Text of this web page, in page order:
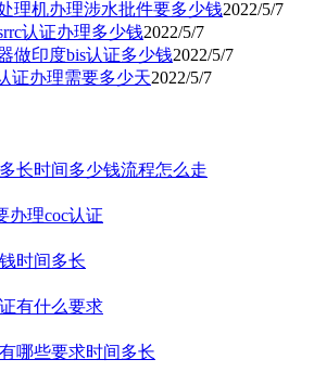
理机办理涉水批件要多少钱2022/5/7
认证办理多少钱2022/5/7
做印度bis认证多少钱2022/5/7
证办理需要多少天2022/5/7
长时间多少钱流程怎么走
办理coc认证
时间多长
有什么要求
哪些要求时间多长